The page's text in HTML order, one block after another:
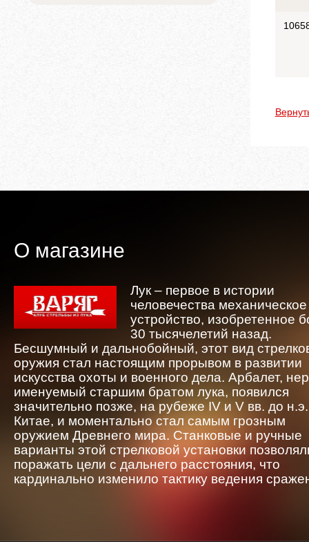
О магазине
Лук – первое в истории
человечества механическое
устройство, изобретенное
30 тысячелетий назад.
Бесшумный и дальнобойный, этот вид
оружия стал настоящим прорывом в развитии
искусства охоты и военного дела. Арбалет,
именуемый старшим братом лука, появился
значительно позже, на рубеже IV и V вв. до
Китае, и моментально стал самым грозным
оружием Древнего мира. Станковые и ручные
варианты этой стрелковой установки
поражать цели с дальнего расстояния, что
кардинально изменило тактику ведения